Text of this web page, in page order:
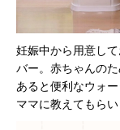
妊娠中から用意し
バー。赤ちゃんの
あると便利なウォ
ママに教えてもらい